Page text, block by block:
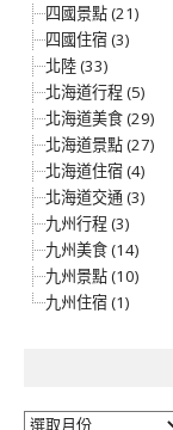
四國景點 (21)
四國住宿 (3)
北陸 (33)
北海道行程 (5)
北海道美食 (29)
北海道景點 (27)
北海道住宿 (4)
北海道交通 (3)
九州行程 (3)
九州美食 (14)
九州景點 (10)
九州住宿 (1)
彙